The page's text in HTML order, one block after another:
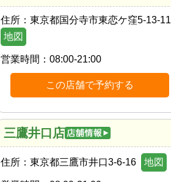
住所： 東京都国分寺市東恋ケ窪5-13-11
地図
営業時間： 08:00-21:00
この店舗で予約する
三鷹井口店
住所： 東京都三鷹市井口3-6-16 地図